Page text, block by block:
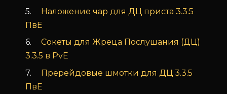
Наложение чар для ДЦ приста 3.3.5
ПвЕ
Сокеты для Жреца Послушания (ДЦ)
3.3.5 в PvE
Пререйдовые шмотки для ДЦ 3.3.5
ПвЕ